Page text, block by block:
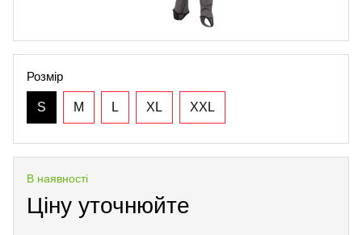
Розмір
S M L XL XXL
В наявності
Ціну уточнюйте